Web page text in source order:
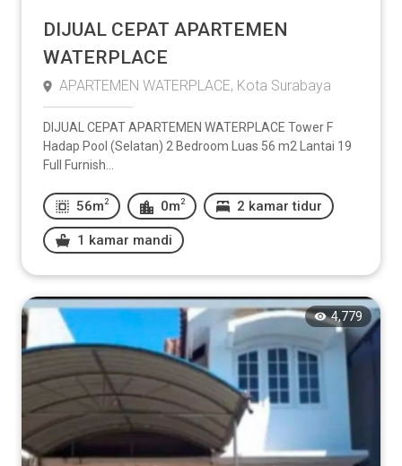
DIJUAL CEPAT APARTEMEN
WATERPLACE
APARTEMEN WATERPLACE, Kota Surabaya
DIJUAL CEPAT APARTEMEN WATERPLACE Tower F
Hadap Pool (Selatan) 2 Bedroom Luas 56 m2 Lantai 19
Full Furnish...
56m 2 0m 2 2 kamar tidur
1 kamar mandi
4,779